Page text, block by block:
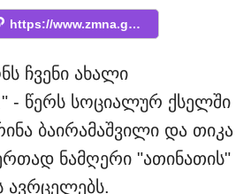
https://www.zmna.ge/news/atinati-tika-ja...
ჩვენი ახალი
- წერს სოციალურ ქსელში
ბაირამაშვილი და თიკა
ნამღერი "ათინათის"
ავრცელებს.